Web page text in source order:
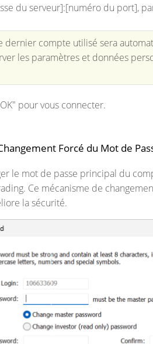
du serveur]:[numéro du port],
dernier compte utilisé sera
les paramètres et données
pour vous connecter.
Forcé du Mot de
le mot de passe principal du
Ce mécanisme de
la sécurité.